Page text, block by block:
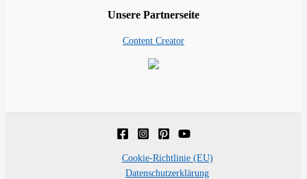
Unsere Partnerseite
Content Creator
Cookie-Richtlinie (EU)
Datenschutzerklärung